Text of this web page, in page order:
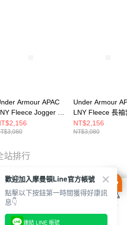
Armour APAC
Fleece Jogger 男
褲 6014314-011
Under Armour
LNY Fleece 長袖
衫 6014313-625
NT$2,156
NT$3,080
站排行
網站使用 cookie 方式之詳情，及若您不希
更電腦的 cookie 設定，請參閱本網站「
隱私
用本網站即表示您同意本公司得按本網站使
歡迎加入摩曼頓Line官方帳號
點擊以下按鈕第一時間獲得好康訊
息👇
連結 LINE 帳號